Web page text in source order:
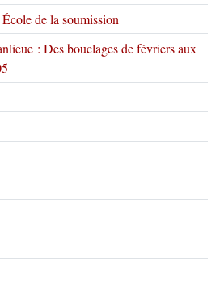
de la soumission
: Des bouclages de févriers aux